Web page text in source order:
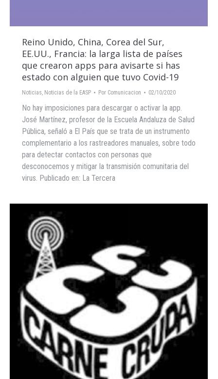
Reino Unido, China, Corea del Sur,
EE.UU., Francia: la larga lista de países
que crearon apps para avisarte si has
estado con alguien que tuvo Covid-19
Noticias, Noticias de la EASP Por Comunicacion 02/10/2020
No hay imposiciones para descargar o activar la app.
José Martínez, profesor de la Escuela Andaluza de Salud
Pública, señaló a El País que se trata de un instrumento
complementario a los rastreadores manuales, sobre todo
para detectar contactos con personas que
desconocemos y mitigar la transmisión comunitaria del
virus. Publicado en: La Tercera